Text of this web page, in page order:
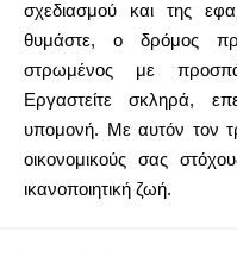
σχεδιασμού και της
θυμάστε, ο δρόμος
στρωμένος με
Εργαστείτε σκληρά,
υπομονή. Με αυτόν τον
οικονομικούς σας
ικανοποιητική ζωή.